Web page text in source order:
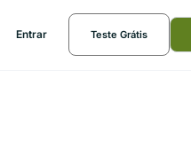
Entrar Teste Grátis